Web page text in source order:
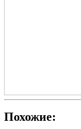
Похожие: